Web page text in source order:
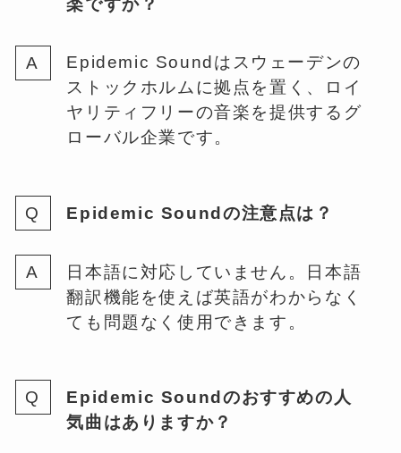
楽ですか？
Epidemic Soundはスウェーデンの
ストックホルムに拠点を置く、ロイ
ヤリティフリーの音楽を提供するグ
ローバル企業です。
Epidemic Soundの注意点は？
日本語に対応していません。日本語
翻訳機能を使えば英語がわからなく
ても問題なく使用できます。
Epidemic Soundのおすすめの人
気曲はありますか？